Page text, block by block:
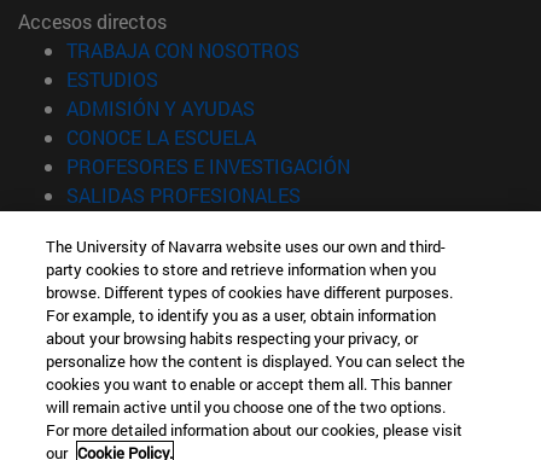
Accesos directos
TRABAJA CON NOSOTROS
ESTUDIOS
ADMISIÓN Y AYUDAS
CONOCE LA ESCUELA(abre en nueva ventana)
PROFESORES E INVESTIGACIÓN
SALIDAS PROFESIONALES
Información
TFNO +34 943 21 98 77
¿QUÉ GRADO TE INTERESA?
¿QUÉ MÁSTER TE INTERESA?
© Universidad de Navarra
Información legal
The University of Navarra website uses our own and third-
party cookies to store and retrieve information when you
browse. Different types of cookies have different purposes.
For example, to identify you as a user, obtain information
about your browsing habits respecting your privacy, or
personalize how the content is displayed. You can select the
cookies you want to enable or accept them all. This banner
will remain active until you choose one of the two options.
For more detailed information about our cookies, please visit
our Cookie Policy.